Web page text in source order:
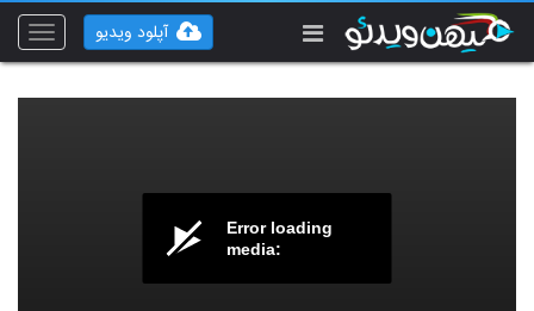
Toggle
آپلود ویدیو
Error loading
media: